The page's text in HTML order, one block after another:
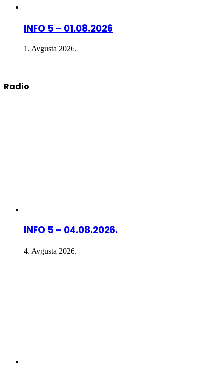
INFO 5 – 01.08.2026
1. Avgusta 2026.
Radio
INFO 5 – 04.08.2026.
4. Avgusta 2026.